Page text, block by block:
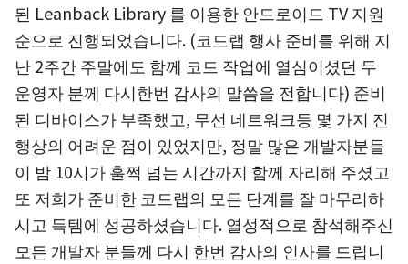
된 Leanback Library 를 이용한 안드로이드 TV 지원
순으로 진행되었습니다. (코드랩 행사 준비를 위해 지
난 2주간 주말에도 함께 코드 작업에 열심이셨던 두
운영자 분께 다시한번 감사의 말씀을 전합니다) 준비
된 디바이스가 부족했고, 무선 네트워크등 몇 가지 진
행상의 어려운 점이 있었지만, 정말 많은 개발자분들
이 밤 10시가 훌쩍 넘는 시간까지 함께 자리해 주셨고
또 저희가 준비한 코드랩의 모든 단계를 잘 마무리하
시고 득템에 성공하셨습니다. 열성적으로 참석해주신
모든 개발자 분들께 다시 한번 감사의 인사를 드립니